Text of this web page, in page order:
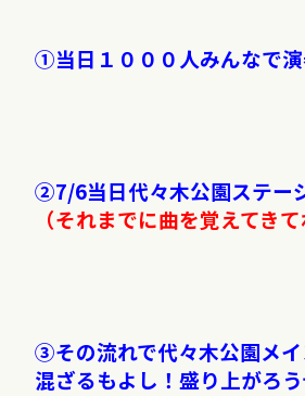
①当日１０００人みんなで
②7/6当日代々木公園ステー
（それまでに曲を覚えてき
③その流れで代々木公園メ
混ざるもよし！盛り上がろ